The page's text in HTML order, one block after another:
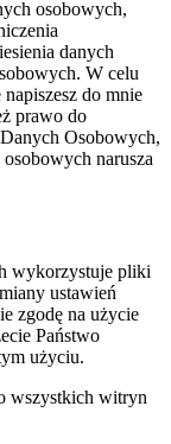
osobowych,
danych
W celu
do mnie
prawo do
Osobowych,
narusza
wykorzystuje pliki
ustawień
zgodę na użycie
Państwo
użyciu.
wszystkich witryn